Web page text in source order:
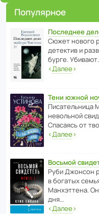
Популярное
Последнее
Сюжет нового
дете­ктив и
бурге.
‹Далее›
Тени южной
Писа­тель­ница
невольной
Спасаясь от
‹Далее›
Восьмой
Руби Джонсон
в богатых
Манх­эт­тена.
дня…
‹Далее›